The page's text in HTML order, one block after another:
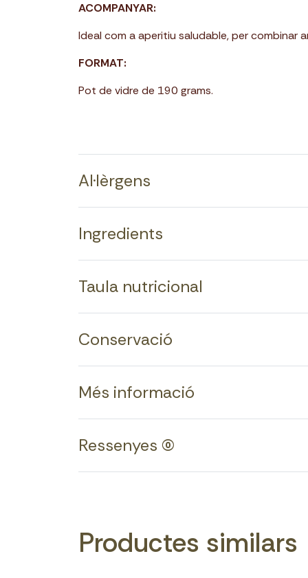
ACOMPANYAR:
Ideal com a aperitiu saludable, per combinar
FORMAT:
Pot de vidre de 190 grams.
Al·lèrgens
Ingredients
Taula nutricional
Conservació
Més informació
Ressenyes (0)
Productes similars